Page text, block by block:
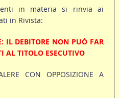
in materia si rinvia ai
in Rivista:
IL DEBITORE NON PUÒ FAR
AL TITOLO ESECUTIVO
CON OPPOSIZIONE A